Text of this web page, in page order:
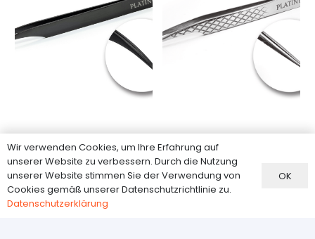
Gerade (Delfin) Pinzette
PLATINUM – Schwarz
Marke:Platinum
15,80€
Gerade
Separationspinzette
Diamond Silber PLATINUM
Marke: Platinum
Wir verwenden Cookies, um Ihre Erfahrung auf
unserer Website zu verbessern. Durch die Nutzung
unserer Website stimmen Sie der Verwendung von
Cookies gemäß unserer Datenschutzrichtlinie zu.
Datenschutzerklärung
OK